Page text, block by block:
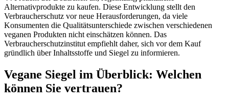
Alternativprodukte zu kaufen. Diese Entwicklung stellt den
Verbraucherschutz vor neue Herausforderungen, da viele
Konsumenten die Qualitätsunterschiede zwischen verschiedenen
veganen Produkten nicht einschätzen können. Das
Verbraucherschutzinstitut empfiehlt daher, sich vor dem Kauf
gründlich über Inhaltsstoffe und Siegel zu informieren.
Vegane Siegel im Überblick: Welchen
können Sie vertrauen?